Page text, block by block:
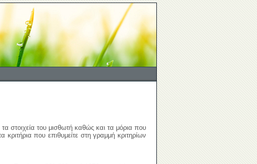
στοιχεία του μισθωτή καθώς και τα μόρια που
που επιθυμείτε στη γραμμή κριτηρίων